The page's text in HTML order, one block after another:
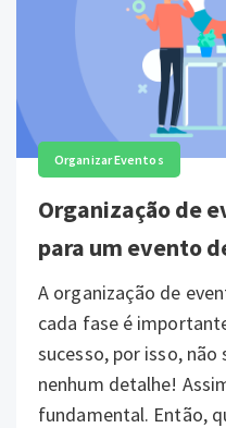
Organização de
para um evento
Organizar Eventos
A organização de
cada fase é
sucesso, por isso,
nenhum detalhe!
fundamental. Então,